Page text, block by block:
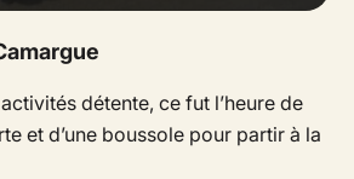
détente, ce fut l’heure de
et d’une boussole pour partir à la